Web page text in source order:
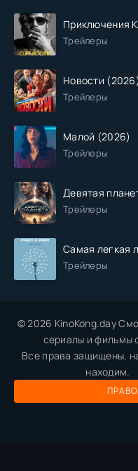
Приключения
Трейлеры
Новости (2026)
Трейлеры
Малой (2026)
Трейлеры
Девятая
Трейлеры
Самая легкая
Трейлеры
© 2026 KinoKong.day
сериалы и фильмы
Все права защищены,
находим.